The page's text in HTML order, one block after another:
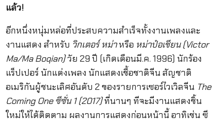
แล้ว!
อีกหนึ่งหนุ่มหล่อที่ประสบความสำเร็จทั้งงานเพลงและ
งานแสดง สำหรับ วิกเตอร์ หม่าหรือ หม่าป๋อเชียน (Victor
Ma/Ma Boqian)วัย 29 ปี (เกิดเดือนมี.ค. 1996) นักร้อง
แร็ปเปอร์ นักแต่งเพลง นักแสดงเชื้อชาติจีน สัญชาติ
อเมริกันผู้ชนะเลิศอันดับ 2 ของรายการเซอร์ไวเวิลจีน The
Coming One ซีซั่น 1 (2017)ที่นานๆ ทีจะมีงานแสดงชิ้น
ใหม่ให้ได้ติดตาม ผลงานการแสดงก่อนหน้านี้ อาทิเช่น ซี